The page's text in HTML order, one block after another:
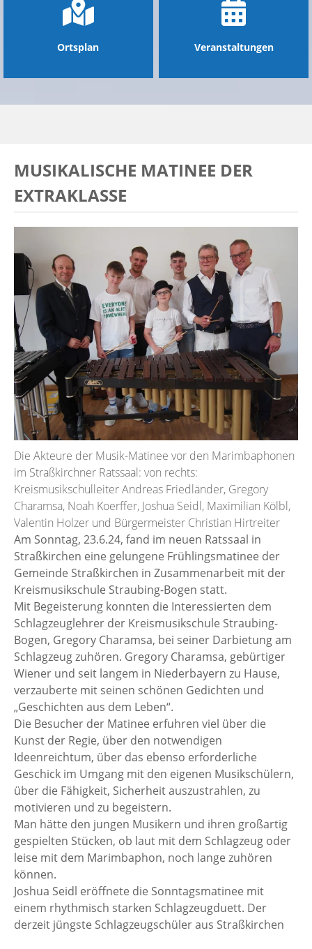
Ortsplan Veranstaltungen
MUSIKALISCHE MATINEE DER
EXTRAKLASSE
Die Akteure der Musik-Matinee vor den Marimbaphonen
im Straßkirchner Ratssaal: von rechts:
Kreismusikschulleiter Andreas Friedländer, Gregory
Charamsa, Noah Koerffer, Joshua Seidl, Maximilian Kölbl,
Valentin Holzer und Bürgermeister Christian Hirtreiter
Am Sonntag, 23.6.24, fand im neuen Ratssaal in
Straßkirchen eine gelungene Frühlingsmatinee der
Gemeinde Straßkirchen in Zusammenarbeit mit der
Kreismusikschule Straubing-Bogen statt.
Mit Begeisterung konnten die Interessierten dem
Schlagzeuglehrer der Kreismusikschule Straubing-
Bogen, Gregory Charamsa, bei seiner Darbietung am
Schlagzeug zuhören. Gregory Charamsa, gebürtiger
Wiener und seit langem in Niederbayern zu Hause,
verzauberte mit seinen schönen Gedichten und
„Geschichten aus dem Leben“.
Die Besucher der Matinee erfuhren viel über die
Kunst der Regie, über den notwendigen
Ideenreichtum, über das ebenso erforderliche
Geschick im Umgang mit den eigenen Musikschülern,
über die Fähigkeit, Sicherheit auszustrahlen, zu
motivieren und zu begeistern.
Man hätte den jungen Musikern und ihren großartig
gespielten Stücken, ob laut mit dem Schlagzeug oder
leise mit dem Marimbaphon, noch lange zuhören
können.
Joshua Seidl eröffnete die Sonntagsmatinee mit
einem rhythmisch starken Schlagzeugduett. Der
derzeit jüngste Schlagzeugschüler aus Straßkirchen